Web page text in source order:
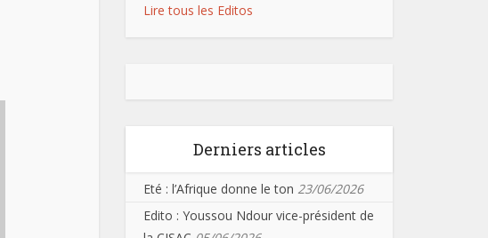
Lire tous les Editos
Derniers articles
Eté : l’Afrique donne le ton 23/06/2026
Edito : Youssou Ndour vice-président de